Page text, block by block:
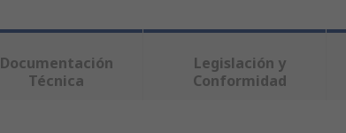
Documentación
Técnica
Legislación y
Conformidad